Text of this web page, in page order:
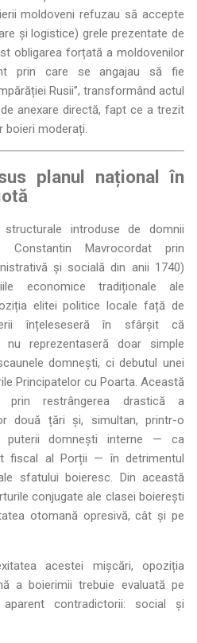
moldoveni refuzau să accepte
și logistice) grele prezentate de
obligarea forțată a moldovenilor
prin care se angajau să fie
Rusii”, transformând actul
anexare directă, fapt ce a trezit
boieri moderați.
planul național în
introduse de domnii
Mavrocordat prin
și socială din anii 1740)
economice tradiționale ale
elitei politice locale față de
înțeleseseră în sfârșit că
reprezentaseră doar simple
domnești, ci debutul unei
Principatelor cu Poarta. Această
prin restrângerea drastică a
două țări și, simultan, printr-o
puterii domnești interne — ca
fiscal al Porții — în detrimentul
sfatului boieresc. Din această
conjugate ale clasei boierești
otomană opresivă, cât și pe
acestei mișcări, opoziția
a boierimii trebuie evaluată pe
contradictorii: social și